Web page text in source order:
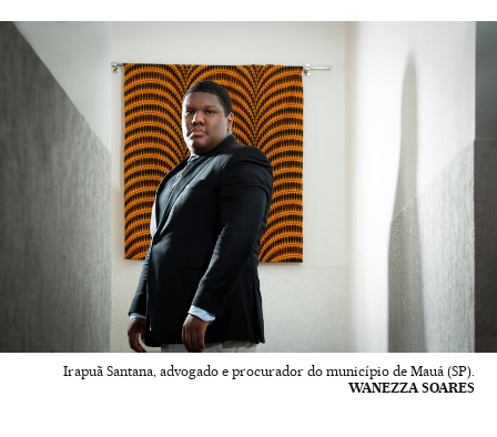
Irapuã Santana, advogado e procurador do município de Mauá (SP).
WANEZZA SOARES